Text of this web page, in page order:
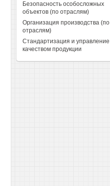
Безопасность особосложных
объектов (по отраслям)
Организация производства (по
отраслям)
Стандартизация и управление
качеством продукции